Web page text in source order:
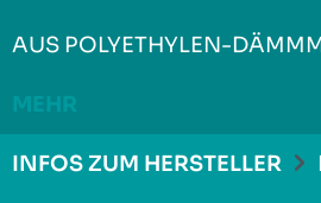
AUS POLYETHYLEN-
INFOS ZUM HERSTELLER